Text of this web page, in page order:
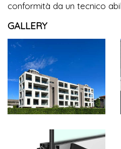
conformità da un tecnico
GALLERY